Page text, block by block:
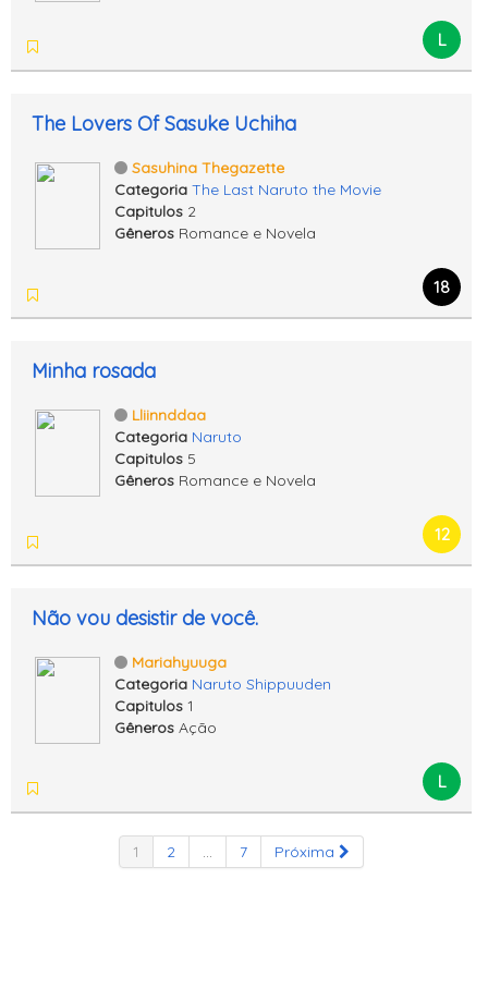
L
The Lovers Of Sasuke Uchiha
Sasuhina Thegazette
Categoria The Last Naruto the Movie
Capitulos 2
Gêneros Romance e Novela
18
Minha rosada
Lliinnddaa
Categoria Naruto
Capitulos 5
Gêneros Romance e Novela
12
Não vou desistir de você.
Mariahyuuga
Categoria Naruto Shippuuden
Capitulos 1
Gêneros Ação
L
1 2 ... 7 Próxima